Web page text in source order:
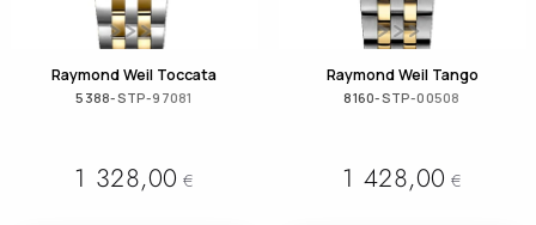
Raymond Weil Toccata
5388-STP-97081
1 328,00 €
Raymond Weil Tango
8160-STP-00508
1 428,00 €